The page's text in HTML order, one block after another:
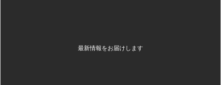
最新情報をお届けします